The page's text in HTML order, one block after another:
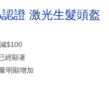
證 激光生髮頭盔
$100
經顯著
明顯增加